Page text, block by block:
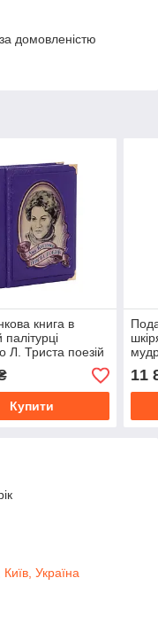
домовленістю
книга в
палітурці
Л. Триста поезій
Купити
11
Україна